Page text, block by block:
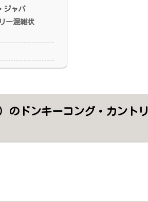
ジャパ
ー混雑状
のドンキーコング・カントリ